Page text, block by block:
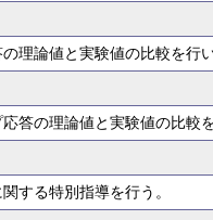
理論値と実験値の比較を行
答の理論値と実験値の比較を
する特別指導を行う。